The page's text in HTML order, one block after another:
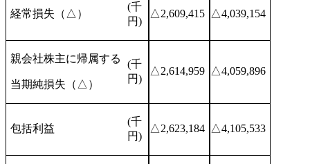
経常損失（△）
(千
円)
△2,609,415 △4,039,154
親会社株主に帰属する
当期純損失（△）
(千
円)
△2,614,959 △4,059,896
包括利益
(千
円)
△2,623,184 △4,105,533